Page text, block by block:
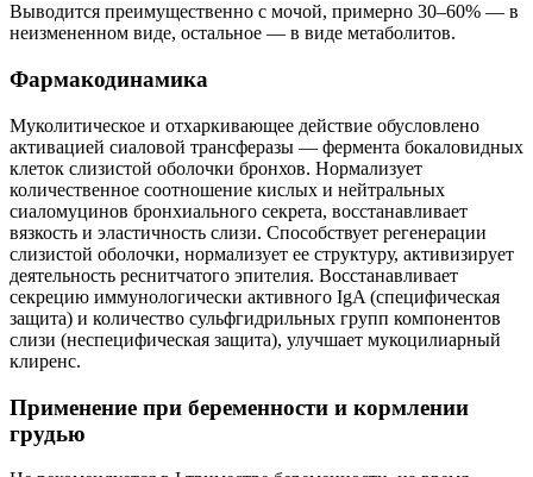
Выводится преимущественно с мочой, примерно 30–60% — в
неизмененном виде, остальное — в виде метаболитов.
Фармакодинамика
Муколитическое и отхаркивающее действие обусловлено
активацией сиаловой трансферазы — фермента бокаловидных
клеток слизистой оболочки бронхов. Нормализует
количественное соотношение кислых и нейтральных
сиаломуцинов бронхиального секрета, восстанавливает
вязкость и эластичность слизи. Способствует регенерации
слизистой оболочки, нормализует ее структуру, активизирует
деятельность реснитчатого эпителия. Восстанавливает
секрецию иммунологически активного IgA (специфическая
защита) и количество сульфгидрильных групп компонентов
слизи (неспецифическая защита), улучшает мукоцилиарный
клиренс.
Применение при беременности и кормлении
грудью